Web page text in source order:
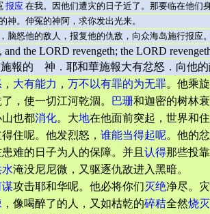
报应 在我。因他们遭灾的日子近了。那要临在他们
的神。伸冤的神阿，求你发出光来。
，脑怒他的敌人，报复他的仇敌，向众海岛施行报应。
and the LORD revengeth; the LORD
報的 神．耶和華施報大有忿怒．向他的
， 大有能力 ， 万不以有罪的为无罪。他乘
，使一切江河乾涸。 巴珊和迦密的树林
山也都消化。大地在他面前突起，世界和
住呢。他发烈怒， 谁能当得起呢。他的
患难的日子为人的保障。并且 认得那些投靠
淹没尼尼微，又驱逐仇敌进入黑暗。
谋攻击耶和华呢。他必将你们灭绝净尽。
，像喝醉了的人，又如枯乾的碎秸全然烧灭